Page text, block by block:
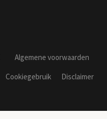
Algemene voorwaarden
Cookiegebruik
Disclaimer